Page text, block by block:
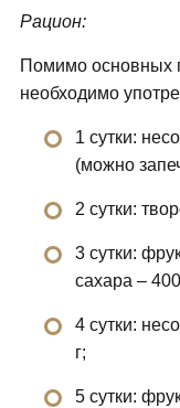
Рацион:
Помимо основных
необходимо
1 сутки:
(можно
2 сутки:
3 сутки:
сахара –
4 сутки:
г;
5 сутки: